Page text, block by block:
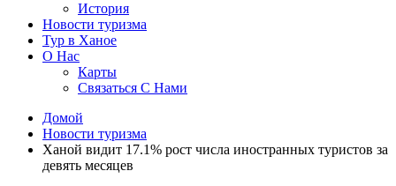
История
Новости туризма
Тур в Ханое
О Нас
Карты
Связаться С Нами
Домой
Новости туризма
Ханой видит 17.1% рост числа иностранных туристов за
девять месяцев